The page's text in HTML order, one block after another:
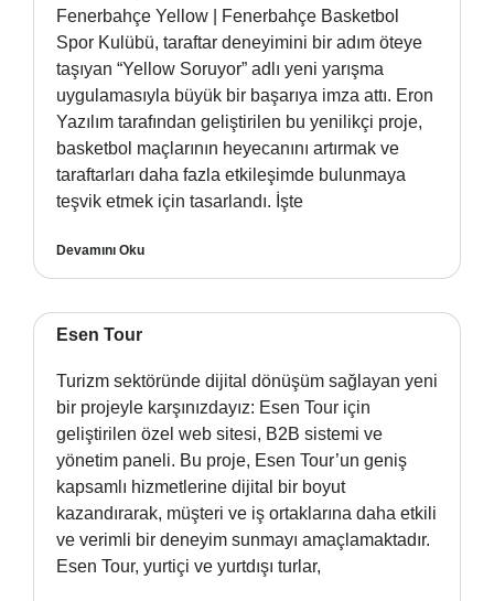
Fenerbahçe Yellow | Fenerbahçe Basketbol
Spor Kulübü, taraftar deneyimini bir adım öteye
taşıyan “Yellow Soruyor” adlı yeni yarışma
uygulamasıyla büyük bir başarıya imza attı. Eron
Yazılım tarafından geliştirilen bu yenilikçi proje,
basketbol maçlarının heyecanını artırmak ve
taraftarları daha fazla etkileşimde bulunmaya
teşvik etmek için tasarlandı. İşte
Devamını Oku
Esen Tour
Turizm sektöründe dijital dönüşüm sağlayan yeni
bir projeyle karşınızdayız: Esen Tour için
geliştirilen özel web sitesi, B2B sistemi ve
yönetim paneli. Bu proje, Esen Tour’un geniş
kapsamlı hizmetlerine dijital bir boyut
kazandırarak, müşteri ve iş ortaklarına daha etkili
ve verimli bir deneyim sunmayı amaçlamaktadır.
Esen Tour, yurtiçi ve yurtdışı turlar,